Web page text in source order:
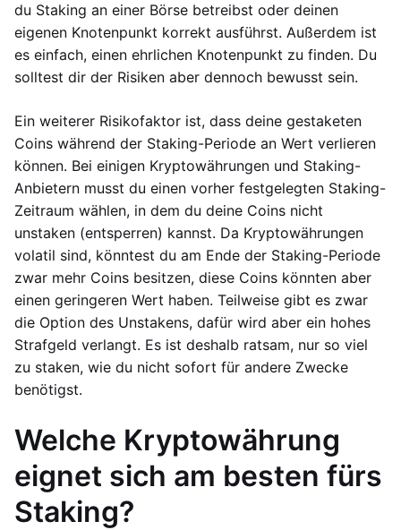
du Staking an einer Börse betreibst oder deinen
eigenen Knotenpunkt korrekt ausführst. Außerdem ist
es einfach, einen ehrlichen Knotenpunkt zu finden. Du
solltest dir der Risiken aber dennoch bewusst sein.
Ein weiterer Risikofaktor ist, dass deine gestaketen
Coins während der Staking-Periode an Wert verlieren
können. Bei einigen Kryptowährungen und Staking-
Anbietern musst du einen vorher festgelegten Staking-
Zeitraum wählen, in dem du deine Coins nicht
unstaken (entsperren) kannst. Da Kryptowährungen
volatil sind, könntest du am Ende der Staking-Periode
zwar mehr Coins besitzen, diese Coins könnten aber
einen geringeren Wert haben. Teilweise gibt es zwar
die Option des Unstakens, dafür wird aber ein hohes
Strafgeld verlangt. Es ist deshalb ratsam, nur so viel
zu staken, wie du nicht sofort für andere Zwecke
benötigst.
Welche Kryptowährung
eignet sich am besten fürs
Staking?